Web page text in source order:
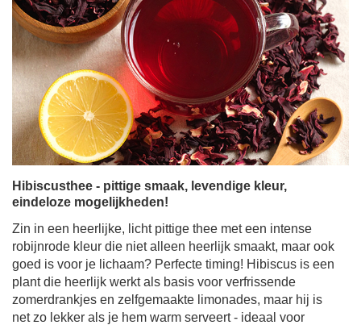
Hibiscusthee - pittige smaak, levendige kleur,
eindeloze mogelijkheden!
Zin in een heerlijke, licht pittige thee met een intense
robijnrode kleur die niet alleen heerlijk smaakt, maar ook
goed is voor je lichaam? Perfecte timing! Hibiscus is een
plant die heerlijk werkt als basis voor verfrissende
zomerdrankjes en zelfgemaakte limonades, maar hij is
net zo lekker als je hem warm serveert - ideaal voor
gedroogde hibiscusblaadjes zitten boordevol
waardevolle eigenschappen en een unieke smaak die
geliefd is bij mensen over de hele wereld. Kom langs en
ontdek hoe krachtig deze schijnbaar bescheiden bloem
eigenlijk is!